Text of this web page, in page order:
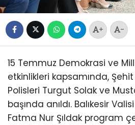
+ -
15 Temmuz Demokrasi ve
etkinlikleri kapsamında,
Polisleri Turgut Solak ve
başında anıldı. Balıkesir
Fatma Nur Şıldak program